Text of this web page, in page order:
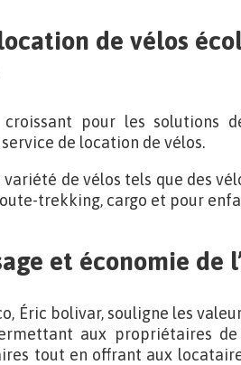
de vélos
croissant pour les solutions
de location de vélos.
variété de vélos tels que des
trekking, cargo et pour
et économie de
Éric bolivar, souligne les
aux propriétaires de
tout en offrant aux